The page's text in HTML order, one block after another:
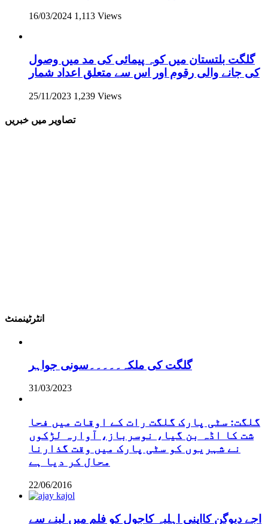
16/03/2024 1,113 Views
گلگت بلتستان میں کوہ پیمائی کی مد میں وصول
کی جانے والی رقوم اور اس سے متعلق اعداد شمار
25/11/2023 1,239 Views
تصاویر میں خبریں
انٹرٹینمنٹ
گلگت کی ملکہ۔۔۔۔۔سونی جواہر
31/03/2023
گلگت: سٹی پارک گلگت رات کے اوقات میں فحا
شت کا اڈہ بن گیا، نوسرباز، آوارہ لڑکوں
نے شہریوں کو سٹی پارک میں وقت گذارنا
محال کر دیا ہے
22/06/2016
اجے دیوگن کااپنی اہلیہ کاجول کو فلم میں لینے سے